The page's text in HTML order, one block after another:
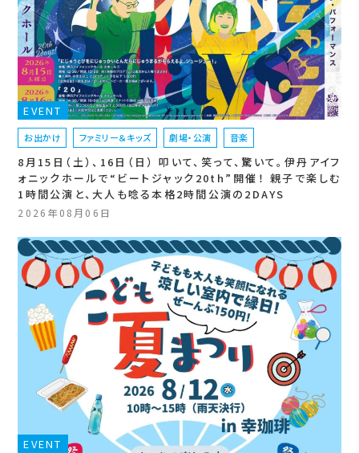
EVENT
お出かけ ファミリー＆キッズ 劇場・公演 音楽
8月15日（土）、16日（日） 叩いて、笑って、驚いて。伊丹アイフ
ォニックホールで“ビートジャック20th”開催！ 親子で楽しむ
1時間公演と、大人も唸る本格2時間公演の2DAYS
2026年08月06日
EVENT